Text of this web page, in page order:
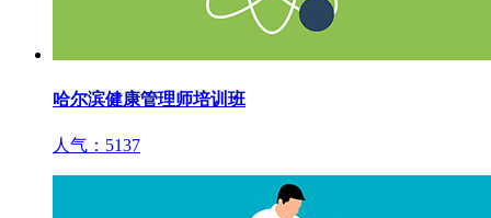
哈尔滨健康管理师培训班
人气：5137